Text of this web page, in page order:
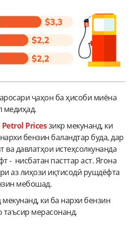
ҷаҳон ба ҳисоби миёна
медиҳад.
Pricesзикр мекунанд, ки
бензин баландтар буда, дар
давлатҳои истеҳсолкунанда
- нисбатан пасттар аст. Ягона
аз лиҳози иқтисодӣ рушдёфта
мебошад.
ки ба нархи бензин
таъсир мерасонанд.